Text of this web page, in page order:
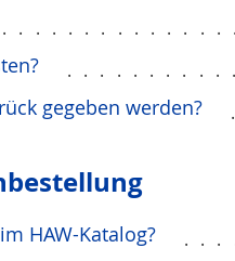
gegeben werden?
HAW-Katalog?